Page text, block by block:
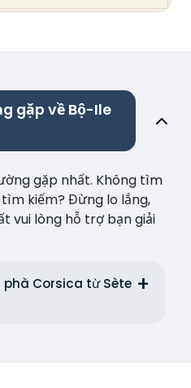
gặp về Bộ-Ile
gặp nhất. Không tìm
kiếm? Đừng lo lắng,
vui lòng hỗ trợ bạn giải
Corsica từ Sète